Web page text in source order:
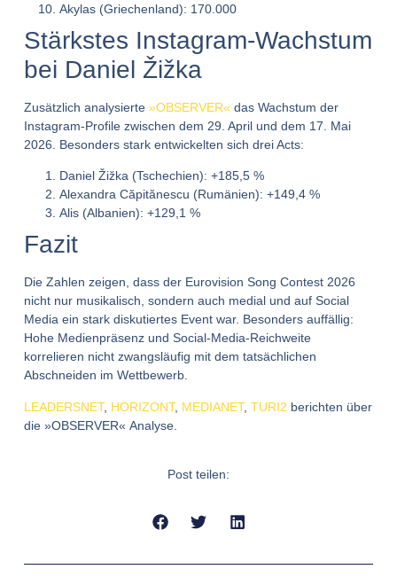
Akylas (Griechenland): 170.000
Stärkstes Instagram-Wachstum
bei Daniel Žižka
Zusätzlich analysierte »OBSERVER« das Wachstum der
Instagram-Profile zwischen dem 29. April und dem 17. Mai
2026. Besonders stark entwickelten sich drei Acts:
Daniel Žižka (Tschechien): +185,5 %
Alexandra Căpitănescu (Rumänien): +149,4 %
Alis (Albanien): +129,1 %
Fazit
Die Zahlen zeigen, dass der Eurovision Song Contest 2026
nicht nur musikalisch, sondern auch medial und auf Social
Media ein stark diskutiertes Event war. Besonders auffällig:
Hohe Medienpräsenz und Social-Media-Reichweite
korrelieren nicht zwangsläufig mit dem tatsächlichen
Abschneiden im Wettbewerb.
LEADERSNET, HORIZONT, MEDIANET, TURI2 berichten über
die »OBSERVER« Analyse.
Post teilen: